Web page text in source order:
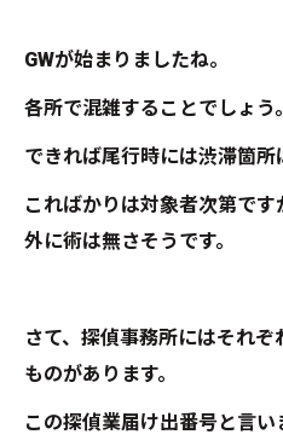
GWが始まりましたね。
各所で混雑することでしょう。
できれば尾行時には渋滞箇
こればかりは対象者次第で
外に術は無さそうです。
さて、探偵事務所にはそれ
ものがあります。
この探偵業届け出番号と言